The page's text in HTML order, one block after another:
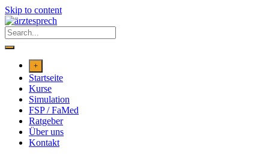
Skip to content
+
Startseite
Kurse
Simulation
FSP / FaMed
Ratgeber
Über uns
Kontakt